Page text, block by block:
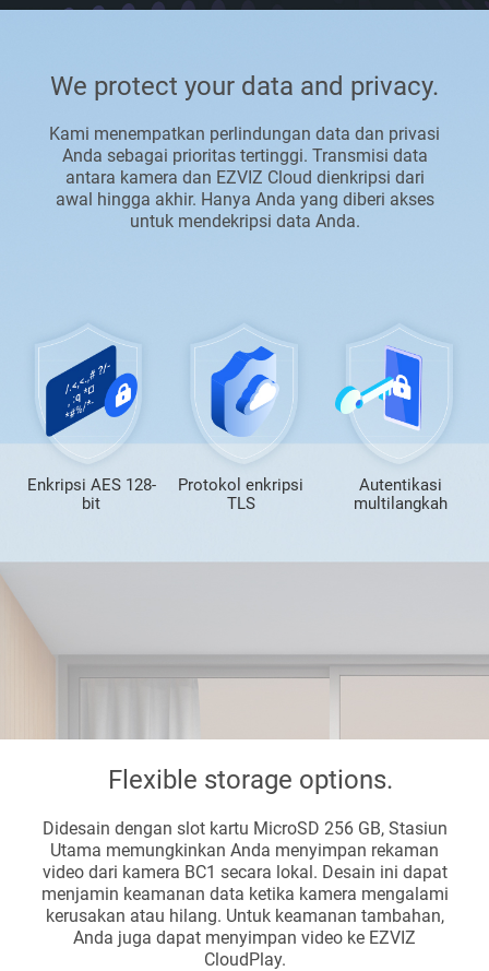
We protect your data and privacy.
Kami menempatkan perlindungan data dan privasi
Anda sebagai prioritas tertinggi. Transmisi data
antara kamera dan EZVIZ Cloud dienkripsi dari
awal hingga akhir. Hanya Anda yang diberi akses
untuk mendekripsi data Anda.
Enkripsi AES 128-
bit
Protokol enkripsi
TLS
Autentikasi
multilangkah
Flexible storage options.
Didesain dengan slot kartu MicroSD 256 GB, Stasiun
Utama memungkinkan Anda menyimpan rekaman
video dari kamera BC1 secara lokal. Desain ini dapat
menjamin keamanan data ketika kamera mengalami
kerusakan atau hilang. Untuk keamanan tambahan,
Anda juga dapat menyimpan video ke EZVIZ
CloudPlay.